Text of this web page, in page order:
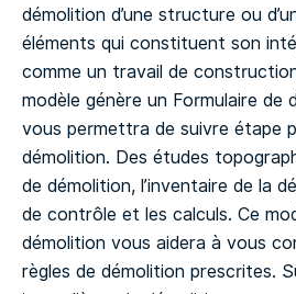
démolition d’une structure ou
éléments qui constituent son
comme un travail de
modèle génère un Formulaire de
vous permettra de suivre étape
démolition. Des études
de démolition, l’inventaire de la
de contrôle et les calculs. Ce
démolition vous aidera à vous
règles de démolition prescrites.